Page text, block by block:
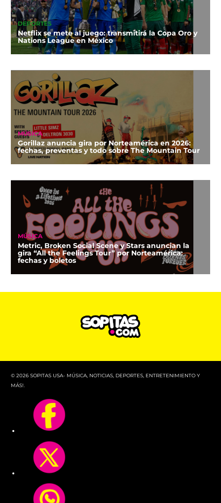
DEPORTES
Netflix se mete al juego: transmitirá la Copa Oro y
Nations League en México
MÚSICA
Gorillaz anuncia gira por Norteamérica en 2026:
fechas, preventas y todo sobre The Mountain Tour
MÚSICA
Metric, Broken Social Scene y Stars anuncian la
gira “All the Feelings Tour” por Norteamérica:
fechas y boletos
© 2026 SOPITAS USA- MÚSICA, NOTICIAS, DEPORTES, ENTRETENIMIENTO Y
MÁS!.